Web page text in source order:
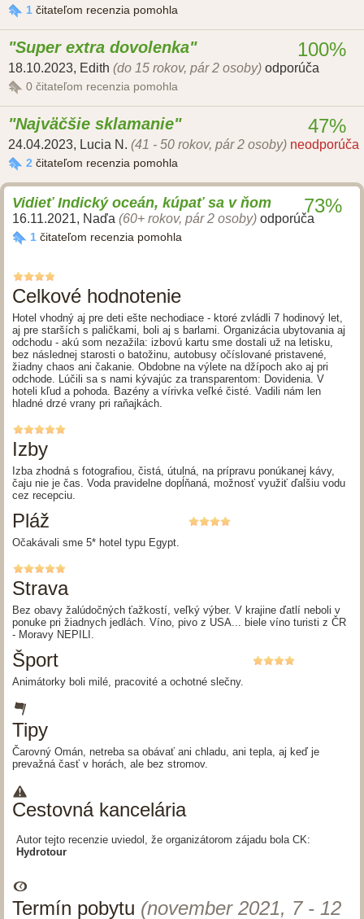
1 čitateľom recenzia pomohla
Super extra dovolenka
18.10.2023, Edith (do 15 rokov, pár 2 osoby) odporúča
0 čitateľom recenzia pomohla
100%
Najväčšie sklamanie
24.04.2023, Lucia N. (41 - 50 rokov, pár 2 osoby) neodporúča
2 čitateľom recenzia pomohla
47%
Vidieť Indický oceán, kúpať sa v ňom
16.11.2021, Naďa (60+ rokov, pár 2 osoby) odporúča
1 čitateľom recenzia pomohla
73%
Celkové hodnotenie
Hotel vhodný aj pre deti ešte nechodiace - ktoré zvládli 7 hodinový let,
aj pre starších s paličkami, boli aj s barlami. Organizácia ubytovania aj
odchodu - akú som nezažila: izbovú kartu sme dostali už na letisku,
bez následnej starosti o batožinu, autobusy očíslované pristavené,
žiadny chaos ani čakanie. Obdobne na výlete na džípoch ako aj pri
odchode. Lúčili sa s nami kývajúc za transparentom: Dovidenia. V
hoteli kľud a pohoda. Bazény a vírivka veľké čisté. Vadili nám len
hladné drzé vrany pri raňajkách.
Izby
Izba zhodná s fotografiou, čistá, útulná, na prípravu ponúkanej kávy,
čaju nie je čas. Voda pravidelne dopĺňaná, možnosť využiť ďalšiu vodu
cez recepciu.
Pláž
Očakávali sme 5* hotel typu Egypt.
Strava
Bez obavy žalúdočných ťažkostí, veľký výber. V krajine ďatlí neboli v
ponuke pri žiadnych jedlách. Víno, pivo z USA... biele víno turisti z ČR
- Moravy NEPILI.
Šport
Animátorky boli milé, pracovité a ochotné slečny.
Tipy
Čarovný Omán, netreba sa obávať ani chladu, ani tepla, aj keď je
prevažná časť v horách, ale bez stromov.
Cestovná kancelária
Autor tejto recenzie uviedol, že organizátorom zájadu bola CK:
Hydrotour
Termín pobytu (november 2021, 7 - 12